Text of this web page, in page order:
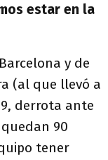
estar en la
y de
(al que llevó a
derrota ante
90
tener